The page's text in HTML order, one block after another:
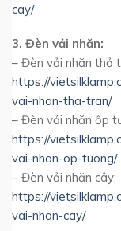
cay/
3. Đèn vải nhăn:
– Đèn vải nhăn thả
https://
vai-nhan-tha-tran/
– Đèn vải nhăn ốp
https://
vai-nhan-op-tuong/
– Đèn vải nhăn cây:
https://
vai-nhan-cay/